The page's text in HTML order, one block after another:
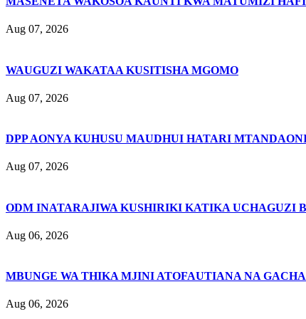
Aug 07, 2026
WAUGUZI WAKATAA KUSITISHA MGOMO
Aug 07, 2026
DPP AONYA KUHUSU MAUDHUI HATARI
Aug 07, 2026
ODM INATARAJIWA KUSHIRIKI KATIKA UCHAGUZI
Aug 06, 2026
MBUNGE WA THIKA MJINI ATOFAUTIANA NA
Aug 06, 2026